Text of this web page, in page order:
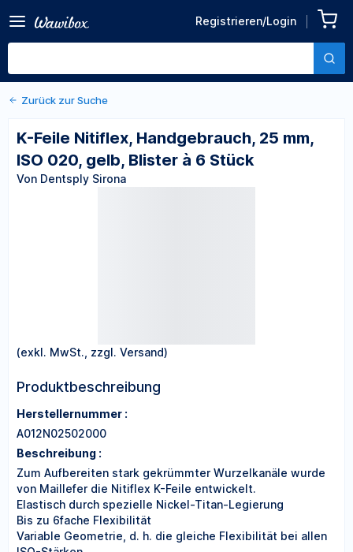
Registrieren/Login
Handgebrauch, 25 mm, ISO
020, gelb, Blister à 6 Stück
Von Dentsply Sirona
Zurück zu den Produktdetails
Zurück zur Suche
K-Feile Nitiflex, Handgebrauch, 25 mm,
ISO 020, gelb, Blister à 6 Stück
Von Dentsply Sirona
(exkl. MwSt., zzgl. Versand)
Produktbeschreibung
Herstellernummer :
A012N02502000
Beschreibung :
Zum Aufbereiten stark gekrümmter Wurzelkanäle wurde
von Maillefer die Nitiflex K-Feile entwickelt.
Elastisch durch spezielle Nickel-Titan-Legierung
Bis zu 6fache Flexibilität
Variable Geometrie, d. h. die gleiche Flexibilität bei allen